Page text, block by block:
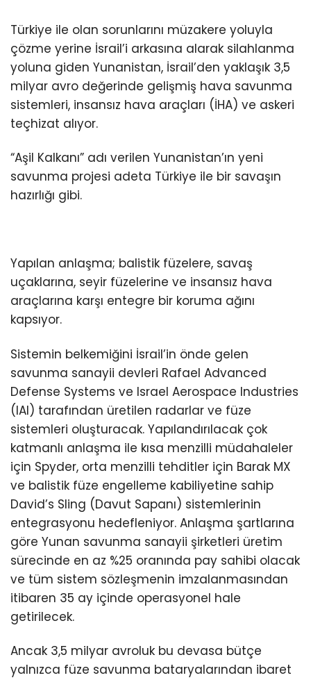
Türkiye ile olan sorunlarını müzakere yoluyla
çözme yerine İsrail’i arkasına alarak silahlanma
yoluna giden Yunanistan, İsrail’den yaklaşık 3,5
milyar avro değerinde gelişmiş hava savunma
sistemleri, insansız hava araçları (İHA) ve askeri
teçhizat alıyor.
“Aşil Kalkanı” adı verilen Yunanistan’ın yeni
savunma projesi adeta Türkiye ile bir savaşın
hazırlığı gibi.
Yapılan anlaşma; balistik füzelere, savaş
uçaklarına, seyir füzelerine ve insansız hava
araçlarına karşı entegre bir koruma ağını
kapsıyor.
Sistemin belkemiğini İsrail’in önde gelen
savunma sanayii devleri Rafael Advanced
Defense Systems ve Israel Aerospace Industries
(IAI) tarafından üretilen radarlar ve füze
sistemleri oluşturacak. Yapılandırılacak çok
katmanlı anlaşma ile kısa menzilli müdahaleler
için Spyder, orta menzilli tehditler için Barak MX
ve balistik füze engelleme kabiliyetine sahip
David’s Sling (Davut Sapanı) sistemlerinin
entegrasyonu hedefleniyor. Anlaşma şartlarına
göre Yunan savunma sanayii şirketleri üretim
sürecinde en az %25 oranında pay sahibi olacak
ve tüm sistem sözleşmenin imzalanmasından
itibaren 35 ay içinde operasyonel hale
getirilecek.
Ancak 3,5 milyar avroluk bu devasa bütçe
yalnızca füze savunma bataryalarından ibaret